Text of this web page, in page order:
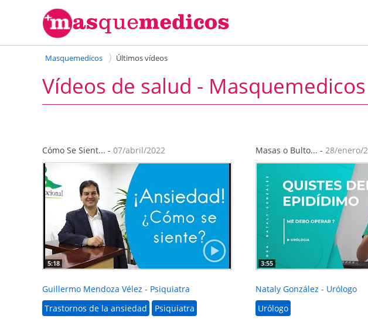
Masquemedicos Últimos vídeos
Vídeos de salud - Masquemedicos
Cómo Se Sient... - 07/abril/2022
5:18
Guillermo Mendoza Vélez - Psiquiatra
Trastornos de la ansiedad
Psiquiatra
Masas o Bulto... - 28/enero/
3:55
Nataly González - Urólogo
Urólogo